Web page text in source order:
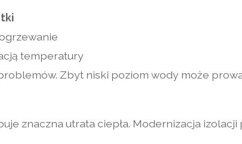
temperatury
Zbyt niski poziom wody może
znaczna utrata ciepła. Modernizacja